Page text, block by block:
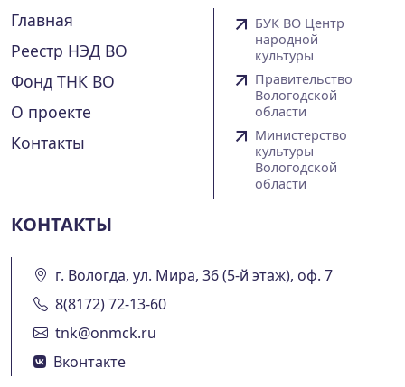
Главная
Реестр НЭД ВО
Фонд ТНК ВО
О проекте
Контакты
БУК ВО Центр
народной
культуры
Правительство
Вологодской
области
Министерство
культуры
Вологодской
области
КОНТАКТЫ
г. Вологда, ул. Мира, 36 (5-й этаж), оф. 7
8(8172) 72-13-60
tnk@onmck.ru
Вконтакте